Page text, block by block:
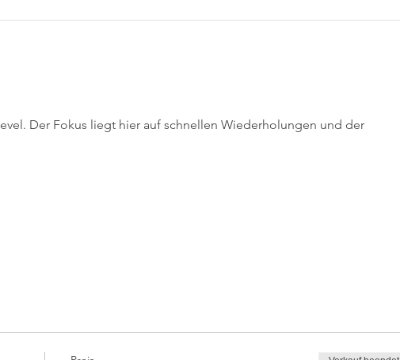
Der Fokus liegt hier auf schnellen Wiederholungen und der